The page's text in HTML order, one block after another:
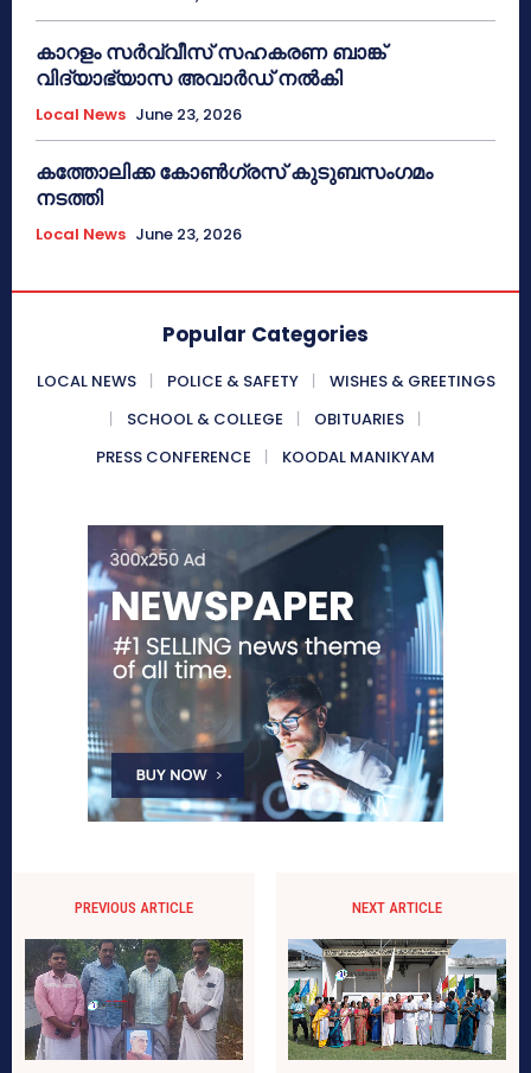
കാറളം സർവ്വീസ് സഹകരണ ബാങ്ക്
വിദ്യാഭ്യാസ അവാർഡ് നൽകി
Local News June 23, 2026
കത്തോലിക്ക കോൺഗ്രസ് കുടുബസംഗമം
നടത്തി
Local News June 23, 2026
Popular Categories
LOCAL NEWS POLICE & SAFETY
WISHES & GREETINGS
SCHOOL & COLLEGE
OBITUARIES
PRESS CONFERENCE
KOODAL MANIKYAM
PREVIOUS ARTICLE NEXT ARTICLE